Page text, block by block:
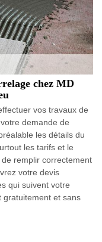
chez MD
vos travaux de
demande de
les détails du
les tarifs et le
remplir correctement
votre devis
qui suivent votre
gratuitement et sans